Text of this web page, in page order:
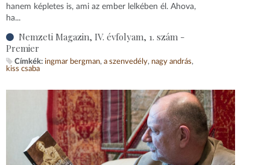
hanem képletes is, ami az ember lelkében él. Ahova,
ha...
Nemzeti Magazin, IV. évfolyam, 1. szám -
Premier
Címkék: ingmar bergman a szenvedély nagy andrás
kiss csaba